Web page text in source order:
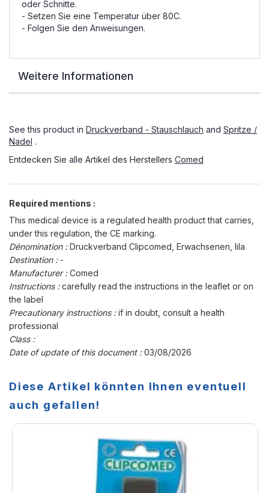
oder Schnitte.
- Setzen Sie eine Temperatur über 80C.
- Folgen Sie den Anweisungen.
Weitere Informationen
See this product in Druckverband - Stauschlauch and Spritze /
Nadel .
Entdecken Sie alle Artikel des Herstellers Comed
Required mentions :
This medical device is a regulated health product that carries,
under this regulation, the CE marking.
Dénomination :Druckverband Clipcomed, Erwachsenen, lila
Destination : -
Manufacturer :Comed
Instructions :carefully read the instructions in the leaflet or on
the label
Precautionary instructions :if in doubt, consult a health
professional
Class :
Date of update of this document :03/08/2026
Diese Artikel könnten Ihnen eventuell
auch gefallen!